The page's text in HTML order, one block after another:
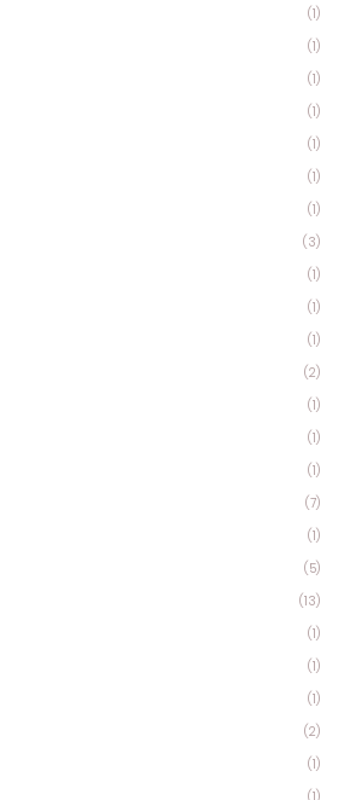
(1)
(1)
(1)
(1)
(1)
(1)
(1)
(3)
(1)
(1)
(1)
(2)
(1)
(1)
(1)
(7)
(1)
(5)
(13)
(1)
(1)
(1)
(2)
(1)